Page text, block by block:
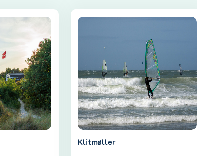
Klitmøller